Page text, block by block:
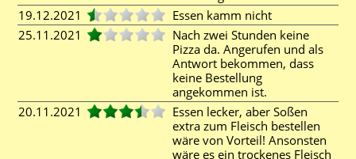
19.12.2021
Essen kamm nicht
25.11.2021
Nach zwei Stunden keine
Pizza da. Angerufen und als
Antwort bekommen, dass
keine Bestellung
angekommen ist.
20.11.2021
Essen lecker, aber Soßen
extra zum Fleisch bestellen
wäre von Vorteil! Ansonsten
wäre es ein trockenes Fleisch